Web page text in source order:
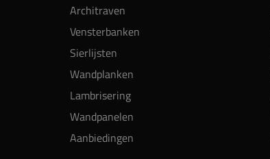
Architraven
Vensterbanken
Sierlijsten
Wandplanken
Lambrisering
Wandpanelen
Aanbiedingen